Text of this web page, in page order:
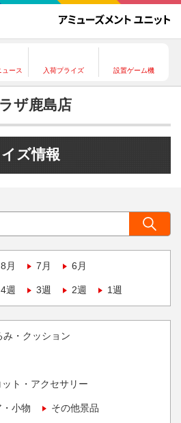
ース 入荷プライズ 設置ゲーム機
ザ鹿島店
ズ情報
8月 7月 6月
4週 3週 2週 1週
み・クッション
ト・アクセサリー
小物 その他景品